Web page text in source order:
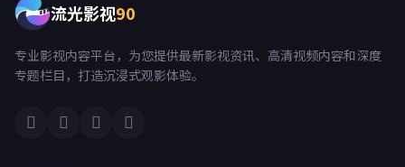
流光影视90
专业影视内容平台，为您提供最新影视资讯、高清视频内容和深度
专题栏目，打造沉浸式观影体验。